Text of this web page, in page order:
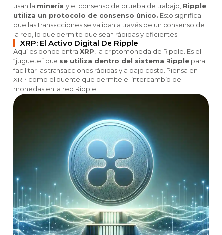
usan la mineríay el consenso de prueba de trabajo, Ripple
utiliza un protocolo de consenso único. Esto significa
que las transacciones se validan a través de un consenso de
la red, lo que permite que sean rápidas y eficientes.
XRP: El Activo Digital De Ripple
Aquí es donde entraXRP, la criptomoneda de Ripple. Es el
“juguete” que se utiliza dentro del sistema Ripple para
facilitar las transacciones rápidas y a bajo costo. Piensa en
XRP como el puente que permite el intercambio de
monedas en la red Ripple.